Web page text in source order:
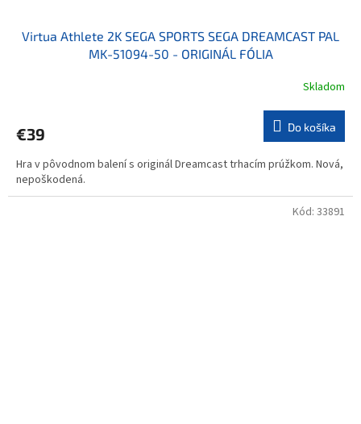
Virtua Athlete 2K SEGA SPORTS SEGA DREAMCAST PAL
MK-51094-50 - ORIGINÁL FÓLIA
Skladom
€39 Do košíka
Hra v pôvodnom balení s originál Dreamcast trhacím prúžkom. Nová,
nepoškodená.
Kód: 33891